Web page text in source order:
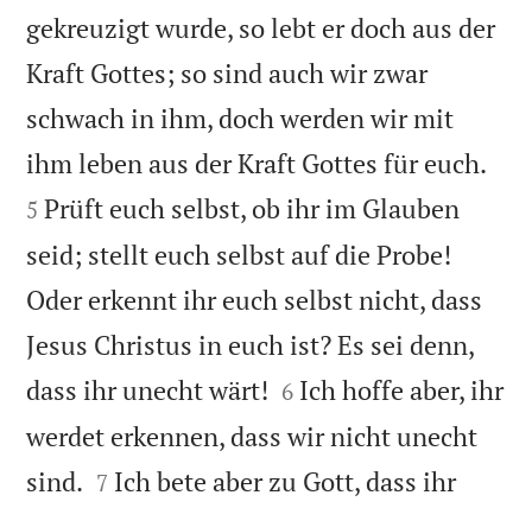
gekreuzigt wurde, so lebt er doch aus der
Kraft Gottes; so sind auch wir zwar
schwach in ihm, doch werden wir mit
ihm leben aus der Kraft Gottes für euch.
5 Prüft euch selbst, ob ihr im Glauben
seid; stellt euch selbst auf die Probe!
Oder erkennt ihr euch selbst nicht, dass
Jesus Christus in euch ist? Es sei denn,
dass ihr unecht wärt! 

6 Ich hoffe aber, ihr
werdet erkennen, dass wir nicht unecht
sind. 

7 Ich bete aber zu Gott, dass ihr